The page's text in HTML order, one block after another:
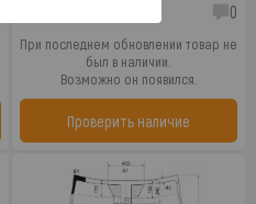
0
При последнем обновлении товар не
был в наличии.
Возможно он появился.
Проверить наличие